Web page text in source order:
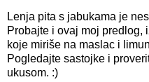
Lenja pita s jabukama je
Probajte i ovaj moj predlog,
koje miriše na maslac i
Pogledajte sastojke i
ukusom. :)